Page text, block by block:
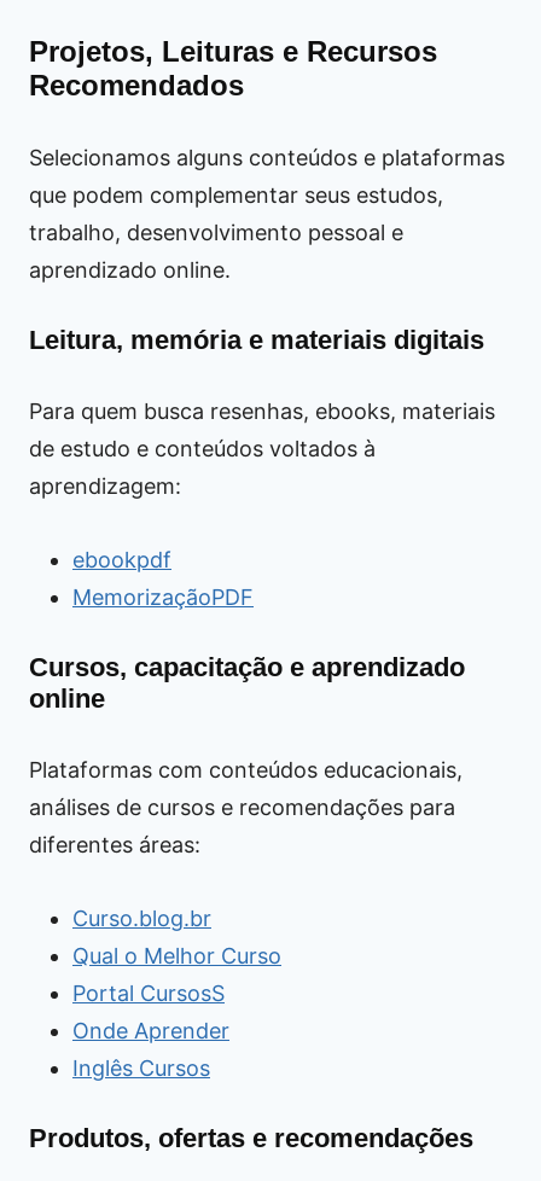
Projetos, Leituras e Recursos
Recomendados
Selecionamos alguns conteúdos e plataformas
que podem complementar seus estudos,
trabalho, desenvolvimento pessoal e
aprendizado online.
Leitura, memória e materiais digitais
Para quem busca resenhas, ebooks, materiais
de estudo e conteúdos voltados à
aprendizagem:
ebookpdf
MemorizaçãoPDF
Cursos, capacitação e aprendizado
online
Plataformas com conteúdos educacionais,
análises de cursos e recomendações para
diferentes áreas:
Curso.blog.br
Qual o Melhor Curso
Portal CursosS
Onde Aprender
Inglês Cursos
Produtos, ofertas e recomendações